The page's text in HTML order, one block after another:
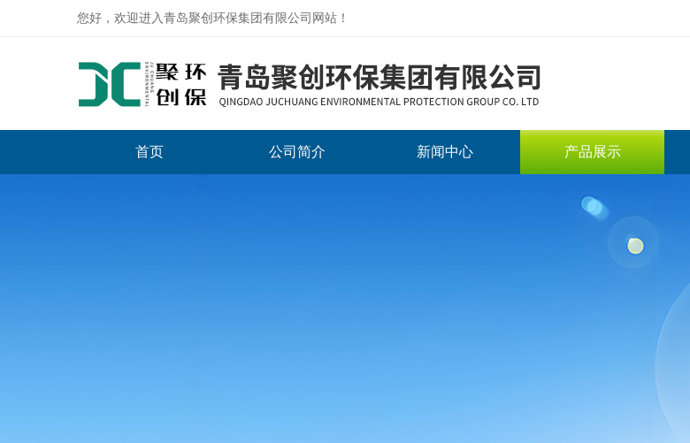
您好，欢迎进入青岛聚创环保集团有限公司网站！
首页 公司简介 新闻中心 产品展示